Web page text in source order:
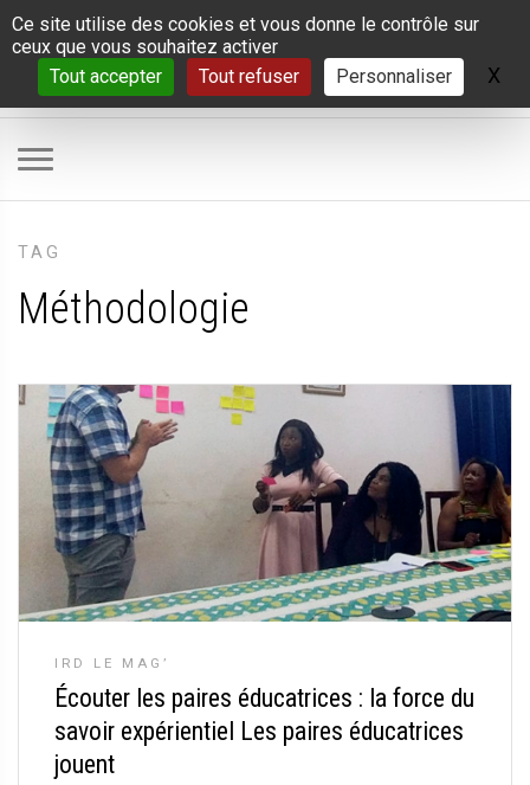
Panneau de gestion des cookies
Ce site utilise des cookies et vous donne le contrôle sur
ceux que vous souhaitez activer
Tout accepter
Tout refuser Personnaliser X
TAG
Méthodologie
IRD LE MAG’
Écouter les paires éducatrices : la force du
savoir expérientiel Les paires éducatrices
jouent